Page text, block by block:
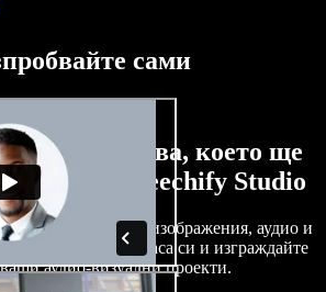
сами
част от това, което ще
със Speechify Studio
стокови изображения, аудио и
клонирайте гласа си и изграждайте
аудио-визуални проекти.